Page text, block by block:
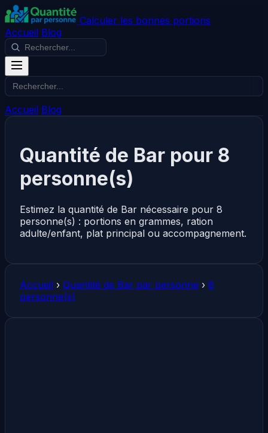
Calculer les bonnes portions
Accueil Blog
Accueil Blog
Quantité de Bar pour 8
personne(s)
Estimez la quantité de Bar nécessaire pour 8
personne(s) : portions en grammes, ration
adulte/enfant, plat principal ou accompagnement.
Accueil › Quantité de Bar par personne › 8
personne(s)